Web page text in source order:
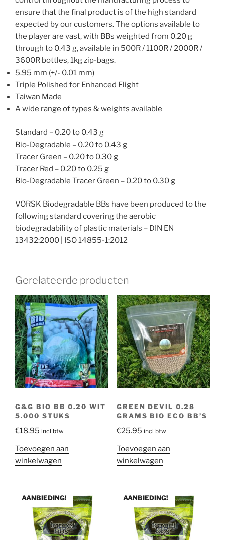
ensure that the final product is of the high standard
expected by our customers. The options available to
the player are vast, with BBs weighted from 0.20 g
through to 0.43 g, available in 500R / 1100R / 2000R /
3600R bottles, 1kg zip-bags.
5.95 mm (+/- 0.01 mm)
Triple Polished for Enhanced Flight
Taiwan Made
A wide range of types & weights available
Standard – 0.20 to 0.43 g
Bio-Degradable – 0.20 to 0.43 g
Tracer Green – 0.20 to 0.30 g
Tracer Red – 0.20 to 0.25 g
Bio-Degradable Tracer Green – 0.20 to 0.30 g
VORSK Biodegradable BBs have been produced to the
following standard covering the aerobic
biodegradability of plastic materials – DIN EN
13432:2000 | ISO 14855-1:2012
Gerelateerde producten
G&G BIO BB 0.20 WIT
5.000 STUKS
€18.95 incl btw
Toevoegen aan
winkelwagen
GREEN DEVIL 0.28
GRAMS BIO ECO BB’S
€25.95 incl btw
Toevoegen aan
winkelwagen
AANBIEDING! AANBIEDING!